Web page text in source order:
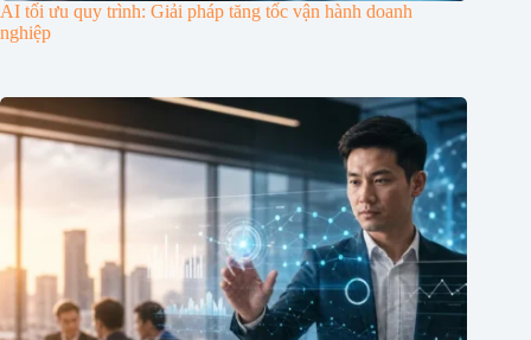
AI tối ưu quy trình: Giải pháp tăng tốc vận hành doanh
nghiệp